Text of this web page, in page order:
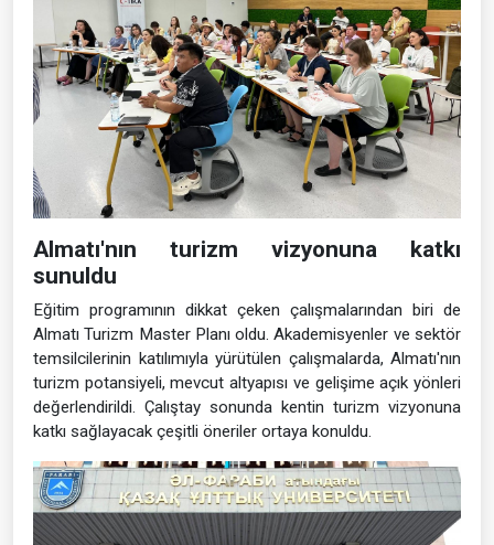
Almatı'nın turizm vizyonuna katkı
sunuldu
Eğitim programının dikkat çeken çalışmalarından biri de
Almatı Turizm Master Planı oldu. Akademisyenler ve sektör
temsilcilerinin katılımıyla yürütülen çalışmalarda, Almatı'nın
turizm potansiyeli, mevcut altyapısı ve gelişime açık yönleri
değerlendirildi. Çalıştay sonunda kentin turizm vizyonuna
katkı sağlayacak çeşitli öneriler ortaya konuldu.